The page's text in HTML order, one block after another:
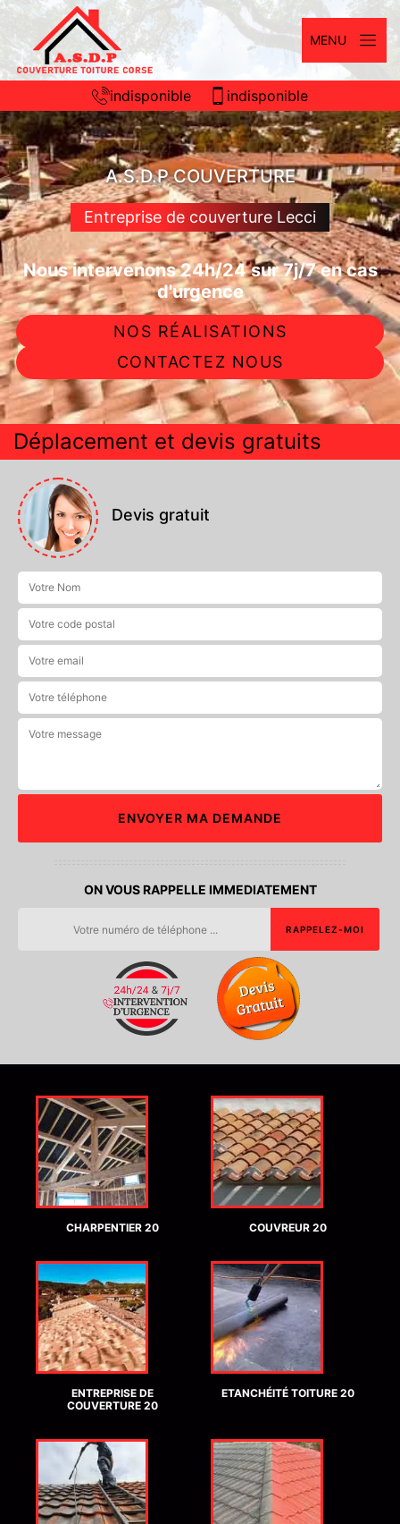
MENU
indisponible indisponible
A.S.D.P COUVERTURE
Entreprise de couverture Lecci
Nous intervenons 24h/24 sur 7j/7 en cas
d'urgence
NOS RÉALISATIONS
CONTACTEZ NOUS
Déplacement et devis gratuits
Devis gratuit
ON VOUS RAPPELLE IMMEDIATEMENT
CHARPENTIER 20 COUVREUR 20
ENTREPRISE DE
COUVERTURE 20
ETANCHÉITÉ TOITURE 20